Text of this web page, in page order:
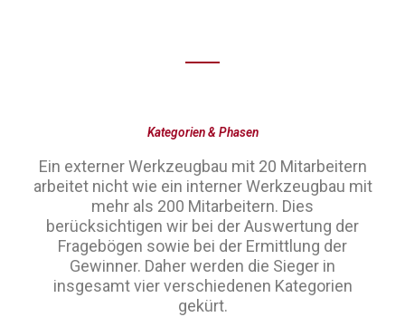
Kategorien & Phasen
Ein externer Werkzeugbau mit 20 Mitarbeitern
arbeitet nicht wie ein interner Werkzeugbau mit
mehr als 200 Mitarbeitern. Dies
berücksichtigen wir bei der Auswertung der
Fragebögen sowie bei der Ermittlung der
Gewinner. Daher werden die Sieger in
insgesamt vier verschiedenen Kategorien
gekürt.